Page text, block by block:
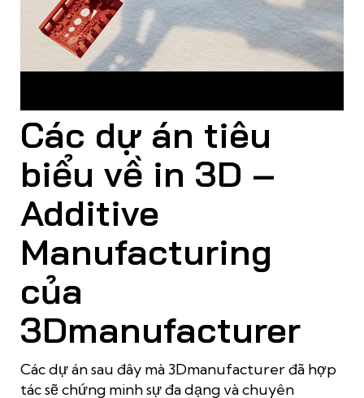
Các dự án tiêu
biểu về in 3D –
Additive
Manufacturing
của
3Dmanufacturer
Các dự án sau đây mà 3Dmanufacturer đã hợp
tác sẽ chứng minh sự đa dạng và chuyên